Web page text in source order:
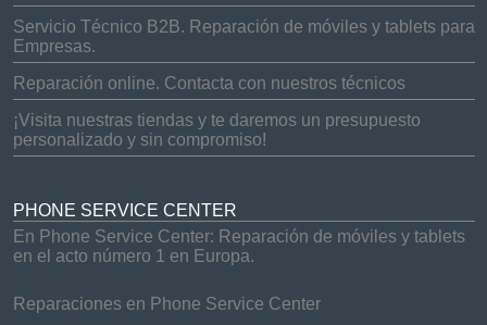
Servicio Técnico B2B. Reparación de móviles y tablets para
Empresas.
Reparación online. Contacta con nuestros técnicos
¡Visita nuestras tiendas y te daremos un presupuesto
personalizado y sin compromiso!
PHONE SERVICE CENTER
En Phone Service Center: Reparación de móviles y tablets
en el acto número 1 en Europa.
Reparaciones en Phone Service Center